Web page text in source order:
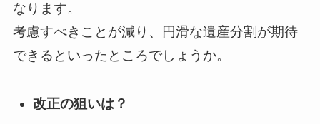
なります。
考慮すべきことが減り、円滑な遺産分割が期待
できるといったところでしょうか。
改正の狙いは？